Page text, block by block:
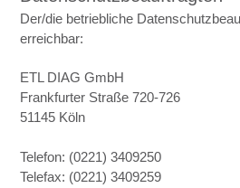
Der/die betriebliche
erreichbar:
ETL DIAG GmbH
Frankfurter Straße 720-726
51145 Köln
Telefon: (0221) 3409250
Telefax: (0221) 3409259